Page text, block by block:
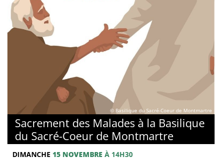
© Basilique du Sacré-Coeur de Montmartre
Sacrement des Malades à la Basilique
du Sacré-Coeur de Montmartre
DIMANCHE 15 NOVEMBRE À 14H30